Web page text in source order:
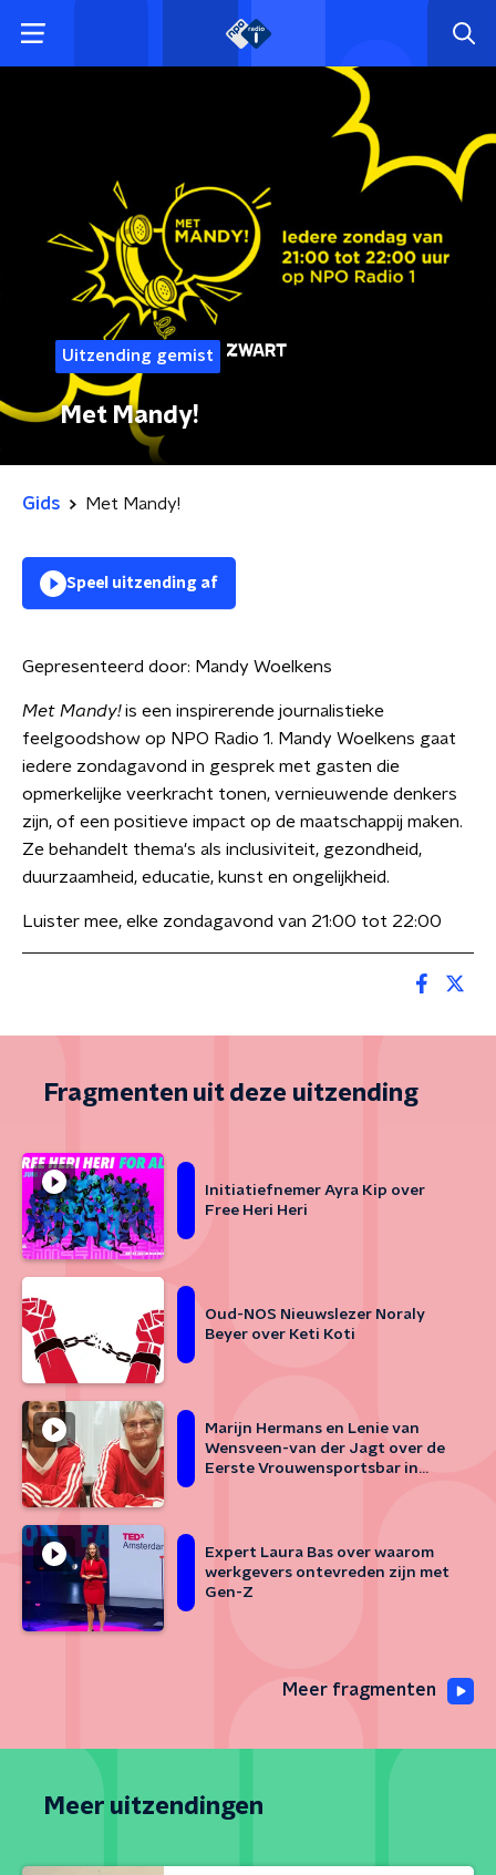
Uitzending gemist
Met Mandy!
Gids Met Mandy!
Speel uitzending af
Gepresenteerd door: Mandy Woelkens
Met Mandy!is een inspirerende journalistieke
feelgoodshow op NPO Radio 1. Mandy Woelkens gaat
iedere zondagavond in gesprek met gasten die
opmerkelijke veerkracht tonen, vernieuwende denkers
zijn, of een positieve impact op de maatschappij maken.
Ze behandelt thema's als inclusiviteit, gezondheid,
duurzaamheid, educatie, kunst en ongelijkheid.
Luister mee, elke zondagavond van 21:00 tot 22:00
Fragmenten uit deze uitzending
Initiatiefnemer Ayra Kip over
Free Heri Heri
Oud-NOS Nieuwslezer Noraly
Beyer over Keti Koti
Marijn Hermans en Lenie van
Wensveen-van der Jagt over de
Eerste Vrouwensportsbar in
Expert Laura Bas over waarom
werkgevers ontevreden zijn met
Gen-Z
Meer fragmenten
Meer uitzendingen